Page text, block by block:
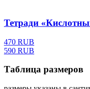
Тетради
470 RUB
590 RUB
Таблица размеров